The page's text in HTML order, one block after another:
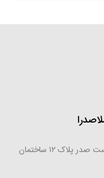
خیابان ملاصدرا نرسیده به پل کردستان بن بست صدر پلاک ۱۲ ساختمان